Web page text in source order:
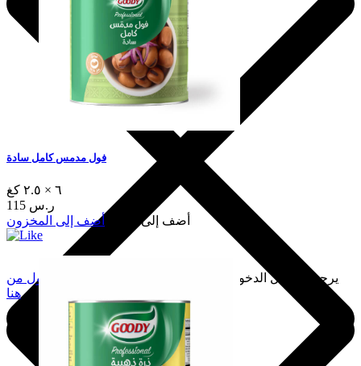
فول مدمس كامل سادة
٦ × ٢.٥ كغ
115 ر.س
أضف إلى السلة
أضف إلى المخزون
يرجى تسجيل الدخول لإضافة هذا إلى المفضلة.
سجّل الدخول من
هنا